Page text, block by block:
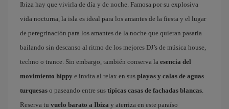
Ibiza hay que vivirla de día y de noche. Famosa por su explosiva
vida nocturna, la isla es ideal para los amantes de la fiesta y el lugar
de peregrinación para los amantes de la noche que quieran pasarla
bailando sin descanso al ritmo de los mejores DJ’s de música house,
techno o trance. Sin embargo, también conserva la esencia del
movimiento hippy e invita al relax en sus playas y calas de aguas
turquesas o paseando entre sus típicas casas de fachadas blancas.
Reserva tu vuelo barato a Ibiza y aterriza en este paraíso